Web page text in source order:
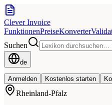
Clever Invoice
FunktionenPreiseKonverter
Suchen
de
Anmelden Kostenlos starten
Rheinland-Pfalz